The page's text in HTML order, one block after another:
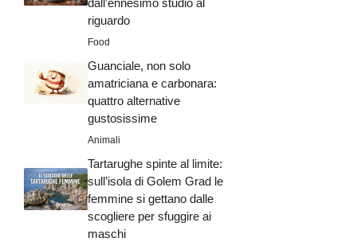
dall’ennesimo studio al
riguardo
Food
Guanciale, non solo
amatriciana e carbonara:
quattro alternative
gustosissime
Animali
Tartarughe spinte al limite:
sull’isola di Golem Grad le
femmine si gettano dalle
scogliere per sfuggire ai
maschi